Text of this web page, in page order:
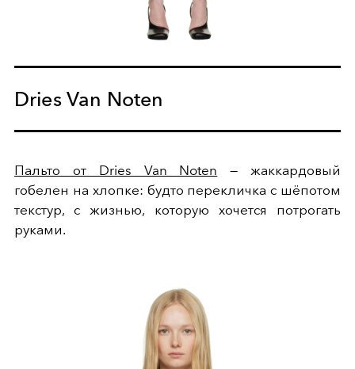
Dries Van Noten
Пальто от Dries Van Noten — жаккардовый
гобелен на хлопке: будто перекличка с шёпотом
текстур, с жизнью, которую хочется потрогать
руками.